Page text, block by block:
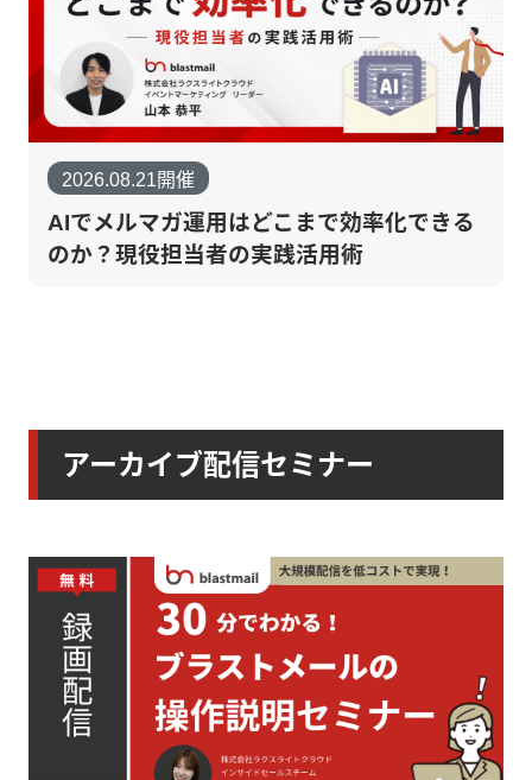
2026.08.21開催
AIでメルマガ運用はどこまで効率化できる
のか？現役担当者の実践活用術
アーカイブ配信セミナー